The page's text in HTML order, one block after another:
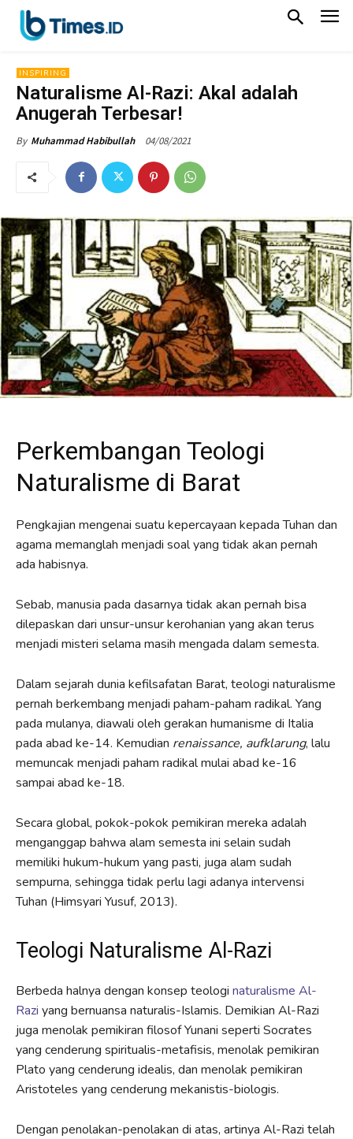
INSPIRING
Naturalisme Al-Razi: Akal adalah
Anugerah Terbesar!
By Muhammad Habibullah 04/08/2021
Perkembangan Teologi
Naturalisme di Barat
Pengkajian mengenai suatu kepercayaan kepada Tuhan dan
agama memanglah menjadi soal yang tidak akan pernah
ada habisnya.
Sebab, manusia pada dasarnya tidak akan pernah bisa
dilepaskan dari unsur-unsur kerohanian yang akan terus
menjadi misteri selama masih mengada dalam semesta.
Dalam sejarah dunia kefilsafatan Barat, teologi naturalisme
pernah berkembang menjadi paham-paham radikal. Yang
pada mulanya, diawali oleh gerakan humanisme di Italia
pada abad ke-14. Kemudian renaissance, aufklarung, lalu
memuncak menjadi paham radikal mulai abad ke-16
sampai abad ke-18.
Secara global, pokok-pokok pemikiran mereka adalah
menganggap bahwa alam semesta ini selain sudah
memiliki hukum-hukum yang pasti, juga alam sudah
sempurna, sehingga tidak perlu lagi adanya intervensi
Tuhan (Himsyari Yusuf, 2013).
Teologi Naturalisme Al-Razi
Berbeda halnya dengan konsep teologi naturalisme Al-
Razi yang bernuansa naturalis-Islamis. Demikian Al-Razi
juga menolak pemikiran filosof Yunani seperti Socrates
yang cenderung spiritualis-metafisis, menolak pemikiran
Plato yang cenderung idealis, dan menolak pemikiran
Aristoteles yang cenderung mekanistis-biologis.
Dengan penolakan-penolakan di atas, artinya Al-Razi telah